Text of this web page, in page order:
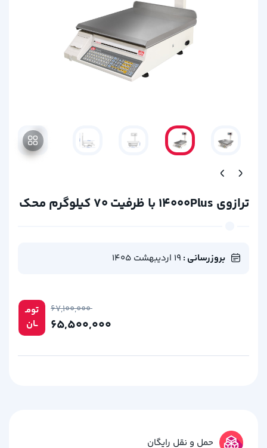
ترازوی 14000Plus با ظرفیت 70 کیلوگرم محک
بروزرسانی : 19 اردیبهشت 1405
تومـ
ــان
۶۷,۱۰۰,۰۰۰
حمل و نقل رایگان